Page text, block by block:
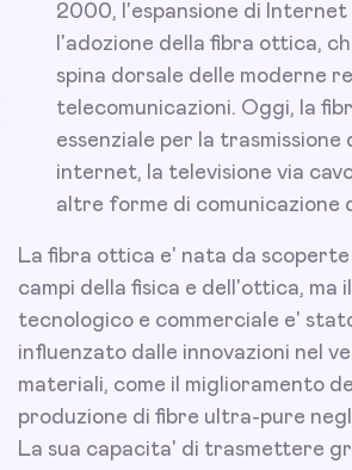
2000, l'espansione di
l'adozione della fibra ottica,
spina dorsale delle moderne
telecomunicazioni. Oggi, la
essenziale per la trasmissione
internet, la televisione via
altre forme di comunicazione
La fibra ottica e' nata da
campi della fisica e dell'ottica, ma
tecnologico e commerciale e'
influenzato dalle innovazioni nel
materiali, come il miglioramento
produzione di fibre ultra-pure
La sua capacita' di trasmettere